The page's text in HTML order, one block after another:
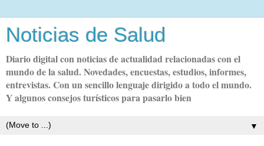
Noticias de Salud
Diario digital con noticias de actualidad relacionadas con el
mundo de la salud. Novedades, encuestas, estudios, informes,
entrevistas. Con un sencillo lenguaje dirigido a todo el mundo.
Y algunos consejos turísticos para pasarlo bien
▼